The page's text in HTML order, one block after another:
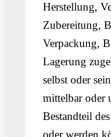
Herstellung,
Zubereitung,
Verpackung,
Lagerung
selbst oder
mittelbar oder
Bestandteil
oder werden